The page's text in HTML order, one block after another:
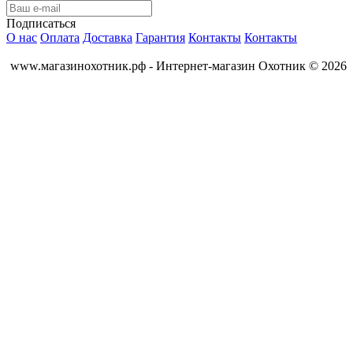
Подписаться
О нас Оплата Доставка Гарантия Контакты Контакты
www.магазинохотник.рф - Интернет-магазин Охотник © 2026